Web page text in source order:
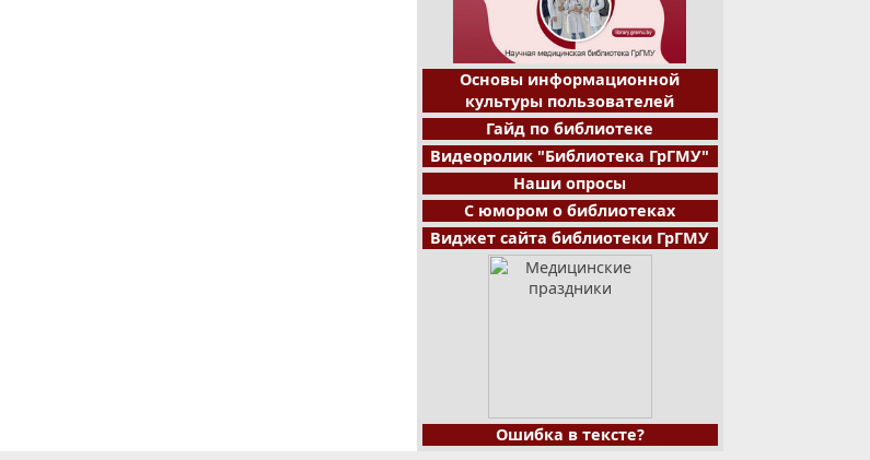
Основы информационной
культуры пользователей
Гайд по библиотеке
Видеоролик "Библиотека ГрГМУ"
Наши опросы
С юмором о библиотеках
Виджет сайта библиотеки ГрГМУ
Ошибка в тексте?